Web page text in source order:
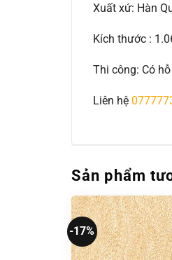
Xuất xứ: Hàn
Kích thước :
Thi công: Có
Liên hệ
Sản phẩm
-17%